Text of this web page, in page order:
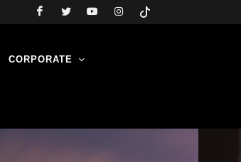
CORPORATE